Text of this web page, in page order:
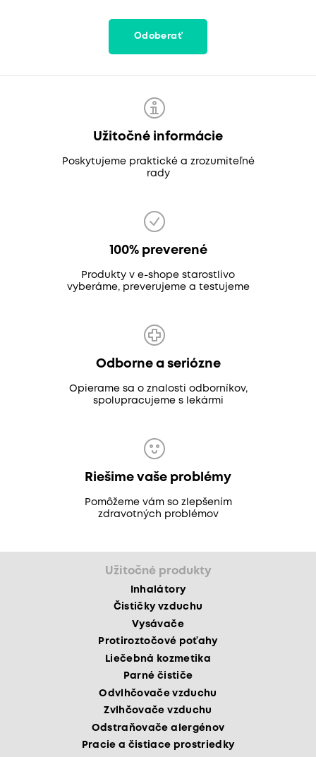
Odoberať
Užitočné informácie
Poskytujeme praktické a zrozumiteľné
rady
100% preverené
Produkty v e-shope starostlivo
vyberáme, preverujeme a testujeme
Odborne a seriózne
Opierame sa o znalosti odborníkov,
spolupracujeme s lekármi
Riešime vaše problémy
Pomôžeme vám so zlepšením
zdravotných problémov
Užitočné produkty
Inhalátory
Čističky vzduchu
Vysávače
Protiroztočové poťahy
Liečebná kozmetika
Parné čističe
Odvlhčovače vzduchu
Zvlhčovače vzduchu
Odstraňovače alergénov
Pracie a čistiace prostriedky